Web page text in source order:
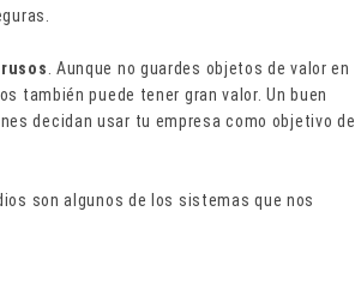
. Aunque no guardes objetos de valor en
también puede tener gran valor. Un buen
decidan usar tu empresa como objetivo de
son algunos de los sistemas que nos